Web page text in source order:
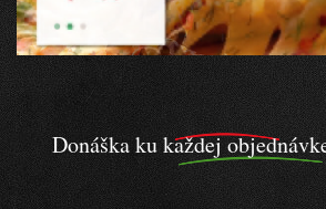
Donáška ku každej